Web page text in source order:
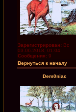
Зарегистрирован: Вс
03.06.2018, 01:04
Сообщения: 9
Вернуться к началу
Dem0niac